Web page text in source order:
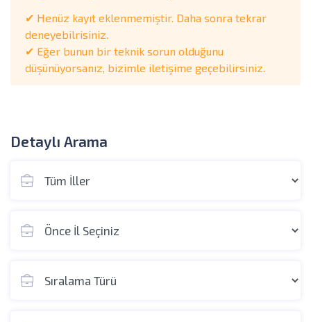
✔ Henüz kayıt eklenmemiştir. Daha sonra tekrar
deneyebilrisiniz.
✔ Eğer bunun bir teknik sorun olduğunu
düşünüyorsanız, bizimle iletişime geçebilirsiniz.
Detaylı Arama